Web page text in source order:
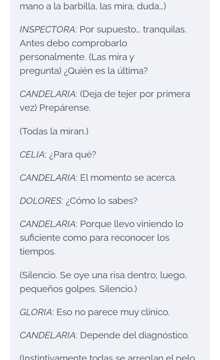
mano a la barbilla, las mira, duda…)
INSPECTORA: Por supuesto… tranquilas.
Antes debo comprobarlo
personalmente. (Las mira y
pregunta) ¿Quién es la última?
CANDELARIA: (Deja de tejer por primera
vez) Prepárense.
(Todas la miran.)
CELIA: ¿Para qué?
CANDELARIA: El momento se acerca.
DOLORES: ¿Cómo lo sabes?
CANDELARIA: Porque llevo viniendo lo
suficiente como para reconocer los
tiempos.
(Silencio. Se oye una risa dentro; luego,
pequeños golpes. Silencio.)
GLORIA: Eso no parece muy clínico.
CANDELARIA: Depende del diagnóstico.